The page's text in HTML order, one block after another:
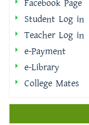
Facebook Page
Student Log in
Teacher Log in
e-Payment
e-Library
College Mates